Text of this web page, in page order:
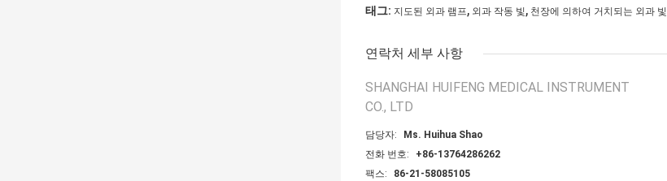
태그: 지도된 외과 램프, 외과 작동 빛, 천장에 의하여 거치되는 외과 빛
연락처 세부 사항
SHANGHAI HUIFENG MEDICAL INSTRUMENT
CO., LTD
담당자:
Ms. Huihua Shao
전화 번호:
+86-13764286262
팩스:
86-21-58085105